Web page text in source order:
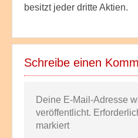
besitzt jeder dritte Aktien.
Schreibe einen
Deine E-Mail-Adresse
veröffentlicht.
markiert